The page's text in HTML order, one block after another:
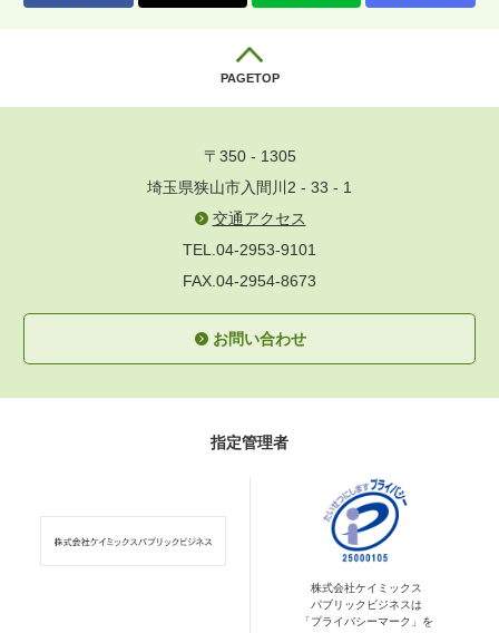
PAGETOP
〒350 - 1305
埼玉県狭山市入間川2 - 33 - 1
交通アクセス
TEL.04-2953-9101
FAX.04-2954-8673
お問い合わせ
指定管理者
株式会社ケイミックス
パブリックビジネスは
「プライバシーマーク」を